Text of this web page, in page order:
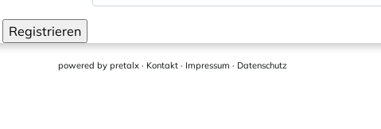
Registrieren
powered by pretalx · Kontakt · Impressum · Datenschutz